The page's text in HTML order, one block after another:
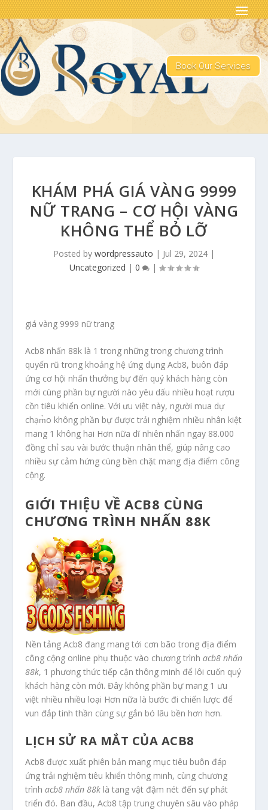
Book Our Services
KHÁM PHÁ GIÁ VÀNG 9999
NỮ TRANG – CƠ HỘI VÀNG
KHÔNG THỂ BỎ LỠ
Posted by wordpressauto | Jul 29, 2024 |
Uncategorized | 0 |
giá vàng 9999 nữ trang
Acb8 nhấn 88k là 1 trong những trong chương trình
quyến rũ trong khoảng hệ ứng dụng Acb8, buôn đáp
ứng cơ hội nhấn thưởng bự đến quý khách hàng còn
mới cùng phần bự người nào yêu dấu nhiều hoạt rượu
cồn tiêu khiển online. Với ưu việt này, người mua dự
chạm̀o không phần bự được trải nghiệm nhiều nhân kiệt
mang 1 không hai Hơn nữa dĩ nhiên nhấn ngay 88.000
đồng chỉ sau vài bước thuận nhân thể, giúp nâng cao
nhiều sự cảm hứng cùng bền chặt mang địa điểm công
cộng.
GIỚI THIỆU VỀ ACB8 CÙNG
CHƯƠNG TRÌNH NHẤN 88K
Nền tảng Acb8 đang mang tới cơn bão trong địa điểm
công cộng online phụ thuộc vào chương trìnhacb8 nhấn
88k, 1 phương thức tiếp cận thông minh để lôi cuốn quý
khách hàng còn mới. Đây không phần bự mang 1 ưu
việt nhiều nhiều loại Hơn nữa là bước đi chiến lược để
vun đắp tinh thần cùng sự gắn bó lâu bền hơn hơn.
LỊCH SỬ RA MẮT CỦA ACB8
Acb8 được xuất phiên bản mang mục tiêu buôn đáp
ứng trải nghiệm tiêu khiển thông minh, cùng chương
trìnhacb8 nhấn 88k là tang vật đậm nét đến sự phát
triển đó. Ban đầu, Acb8 tập trung chuyên sâu vào pháp